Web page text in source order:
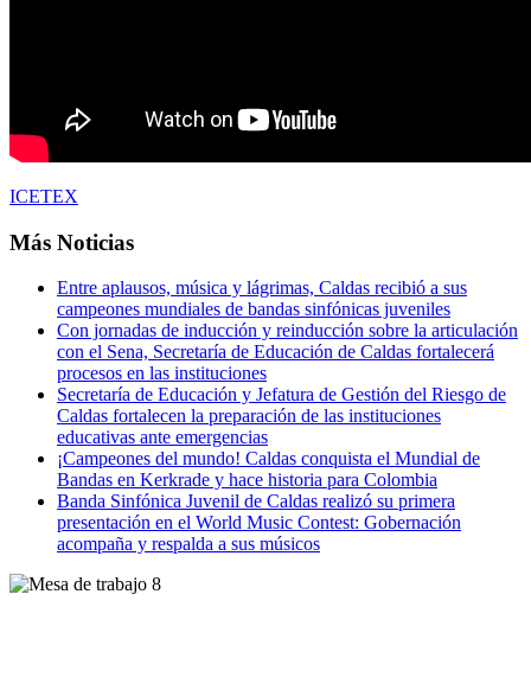
ICETEX
Más Noticias
Entre aplausos, música y lágrimas, Caldas recibió a sus
campeones mundiales de bandas sinfónicas juveniles
Con jornadas de inducción y reinducción sobre la articulación
con el Sena, Secretaría de Educación de Caldas fortalecerá
procesos en las instituciones
Secretaría de Educación y Jefatura de Gestión del Riesgo de
Caldas fortalecen la preparación de las instituciones
educativas ante emergencias
¡Campeones del mundo! Caldas conquista el Mundial de
Bandas en Kerkrade y hace historia para Colombia
Banda Sinfónica Juvenil de Caldas realizó su primera
presentación en el World Music Contest: Gobernación
acompaña y respalda a sus músicos